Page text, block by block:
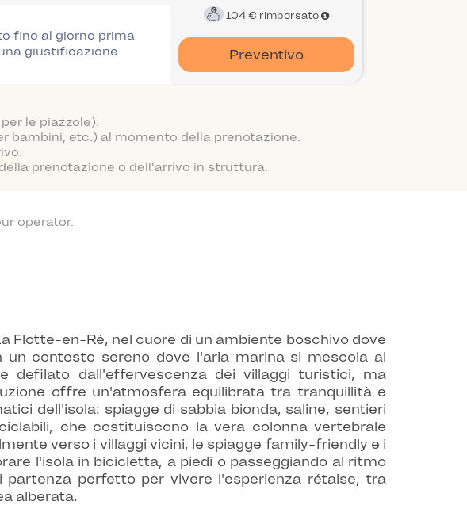
fino al giorno prima
giustificazione.
104 € rimborsato
Preventivo
le piazzole).
bambini, etc.) al momento della prenotazione.
prenotazione o dell'arrivo in struttura.
operator.
Flotte-en-Ré, nel cuore di un ambiente boschivo dove
contesto sereno dove l'aria marina si mescola al
defilato dall'effervescenza dei villaggi turistici, ma
offre un'atmosfera equilibrata tra tranquillità e
dell'isola: spiagge di sabbia bionda, saline, sentieri
che costituiscono la vera colonna vertebrale
verso i villaggi vicini, le spiagge family-friendly e i
l'isola in bicicletta, a piedi o passeggiando al ritmo
perfetto per vivere l'esperienza rétaise, tra
alberata.